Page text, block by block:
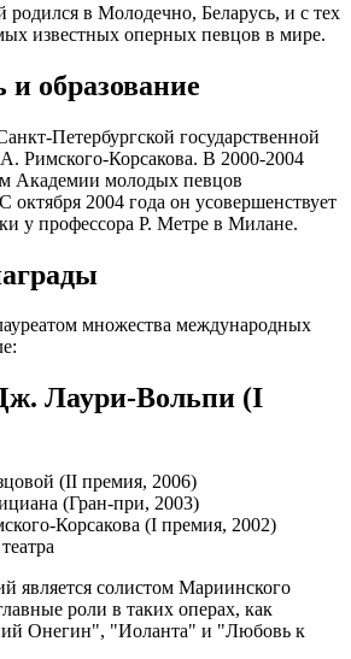
в Молодечно, Беларусь, и с тех
известных оперных певцов в мире.
образование
Петербургской государственной
Римского-Корсакова. В 2000-2004
Академии молодых певцов
октября 2004 года он усовершенствует
у профессора Р. Метре в Милане.
множества международных
Лаури-Вольпи (I
(II премия, 2006)
(Гран-при, 2003)
Корсакова (I премия, 2002)
является солистом Мариинского
роли в таких операх, как
Онегин", "Иоланта" и "Любовь к